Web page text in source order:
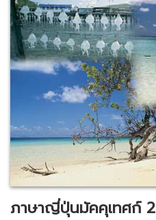
ภาษาญี่ปุ่นมัคคุเทศก์ 2